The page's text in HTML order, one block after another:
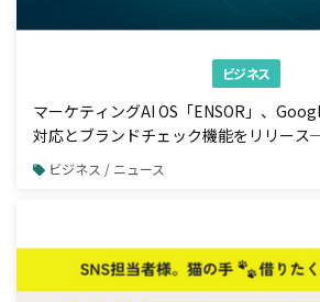
ビジネス
マーケティングAI OS「ENSOR」、
対応とブランドチェック機能をリリー
化と広告配信前の自動コンプラ検知を一
ビジネス / ニュース